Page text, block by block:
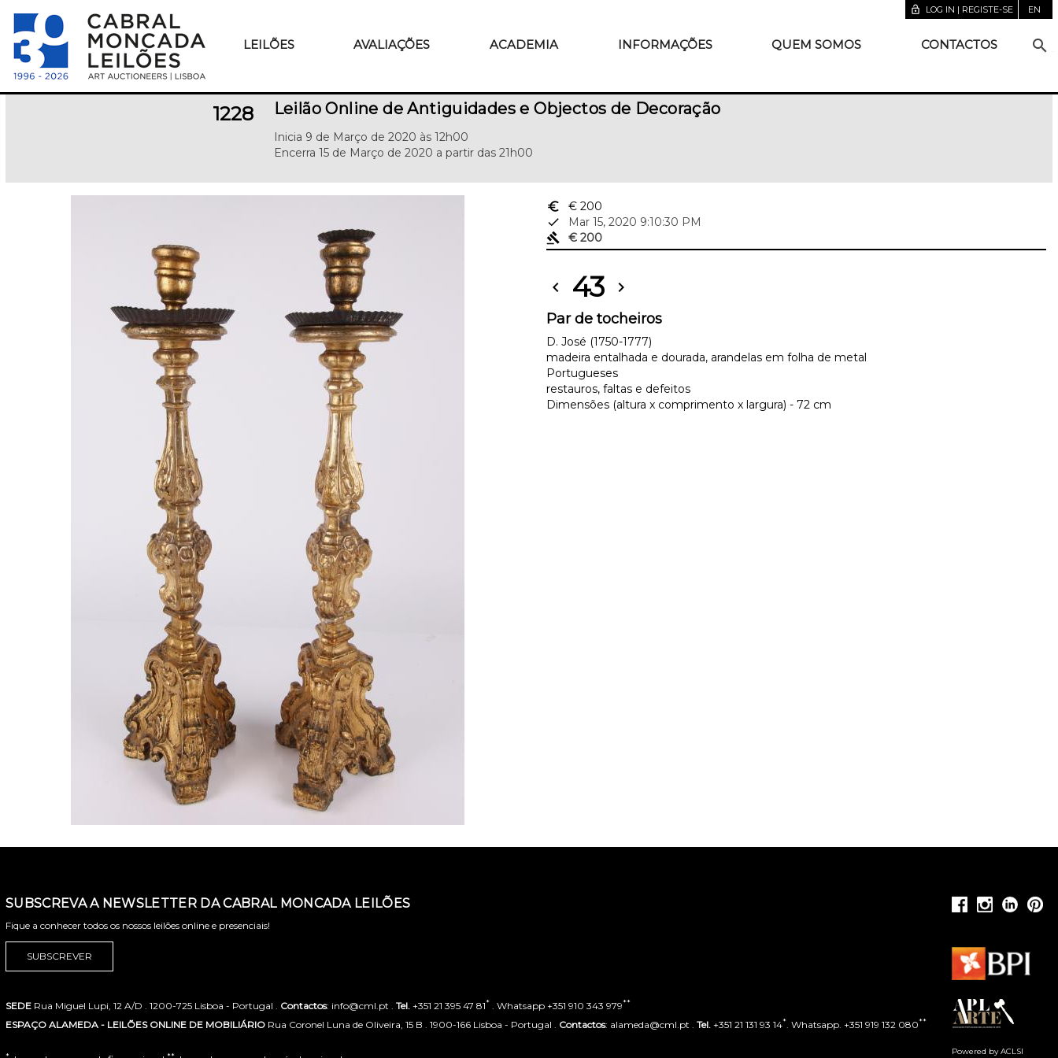
lock_open LOG IN | REGISTE-SE EN
LEILÕES AVALIAÇÕES ACADEMIA INFORMAÇÕES QUEM SOMOS CONTACTOS search
1228 Leilão Online de Antiguidades e Objectos de Decoração
Inicia 9 de Março de 2020 às 12h00
Encerra 15 de Março de 2020 a partir das 21h00
euro_symbol
€ 200
done
Mar 15, 2020 9:10:30 PM
gavel
€ 200
chevron_left 43 chevron_right
Par de tocheiros
D. José (1750-1777)
madeira entalhada e dourada, arandelas em folha de metal
Portugueses
restauros, faltas e defeitos
Dimensões (altura x comprimento x largura) - 72 cm
SUBSCREVA A NEWSLETTER DA CABRAL MONCADA LEILÕES
Fique a conhecer todos os nossos leilões online e presenciais!
SUBSCREVER
SEDE Rua Miguel Lupi, 12 A/D . 1200-725 Lisboa - Portugal . Contactos: info@cml.pt . Tel. +351 21 395 47 81* . Whatsapp +351 910 343 979**
ESPAÇO ALAMEDA - LEILÕES ONLINE DE MOBILIÁRIO Rua Coronel Luna de Oliveira, 15 B . 1900-166 Lisboa - Portugal . Contactos: alameda@cml.pt . Tel. +351 21 131 93 14*. Whatsapp. +351 919 132 080**
Powered by ACLSI